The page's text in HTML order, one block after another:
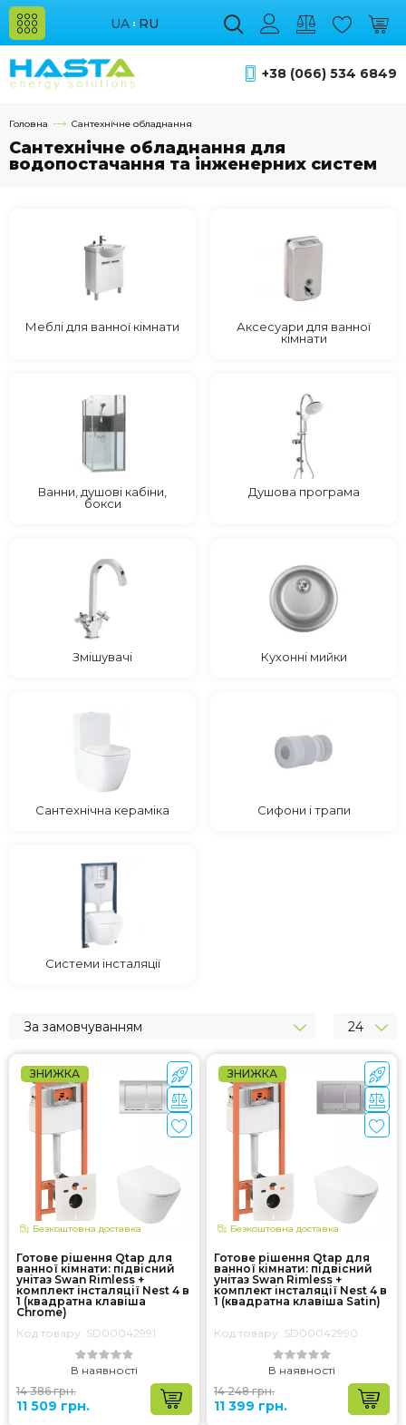
UA RU
+38 (066) 534 6849
Головна Сантехнічне обладнання
Сантехнічне обладнання для
водопостачання та інженерних систем
Меблі для ванної кімнати
Аксесуари для ванної
кімнати
Ванни, душові кабіни,
бокси
Душова програма
Змішувачі Кухонні мийки
Сантехнічна кераміка Сифони і трапи
Системи інсталяції
За замовчуванням 24
ЗНИЖКА
Безкоштовна доставка
Готове рішення Qtap для
ванної кімнати: підвісний
унітаз Swan Rimless +
комплект інсталяції Nest 4 в
1 (квадратна клавіша
Chrome)
Код товару: SD00042991
В наявності
14 386 грн.
11 509 грн.
ЗНИЖКА
Безкоштовна доставка
Готове рішення Qtap для
ванної кімнати: підвісний
унітаз Swan Rimless +
комплект інсталяції Nest 4 в
1 (квадратна клавіша Satin)
Код товару: SD00042990
В наявності
14 248 грн.
11 399 грн.